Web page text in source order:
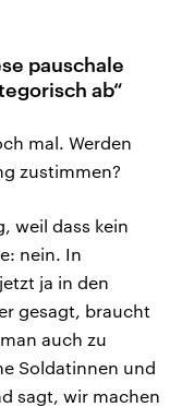
pauschale
ab“
mal. Werden
zustimmen?
weil dass kein
nein. In
ja in den
gesagt, braucht
auch zu
Soldatinnen und
sagt, wir machen